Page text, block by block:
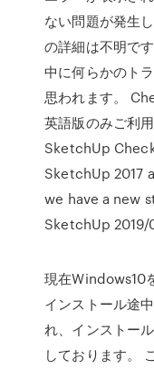
ない問題が発生
の詳細は不明で
中に何らかのト
思われます。
英語版のみご利
SketchUp
SketchUp 2017
we have a new
SketchUp 2019/
現在Windows10
インストール途
れ、インストー
しております。